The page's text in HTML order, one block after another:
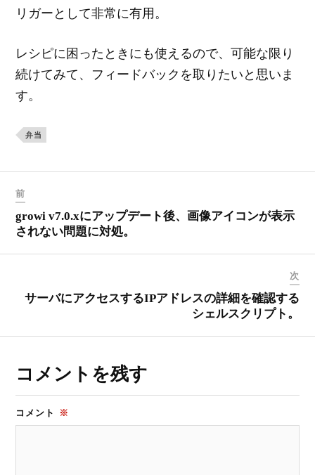
リガーとして非常に有用。
レシピに困ったときにも使えるので、可能な限り
続けてみて、フィードバックを取りたいと思いま
す。
弁当
前
growi v7.0.xにアップデート後、画像アイコンが表示
されない問題に対処。
次
サーバにアクセスするIPアドレスの詳細を確認する
シェルスクリプト。
コメントを残す
コメント ※